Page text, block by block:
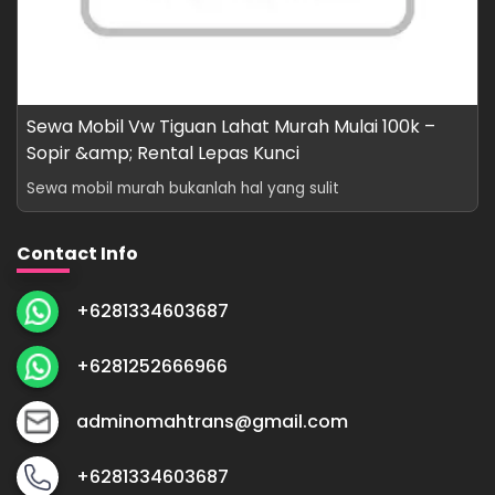
Sewa Mobil Vw Tiguan Lahat Murah Mulai 100k –
Sopir &amp; Rental Lepas Kunci
Sewa mobil murah bukanlah hal yang sulit
Contact Info
+6281334603687
+6281252666966
adminomahtrans@gmail.com
+6281334603687